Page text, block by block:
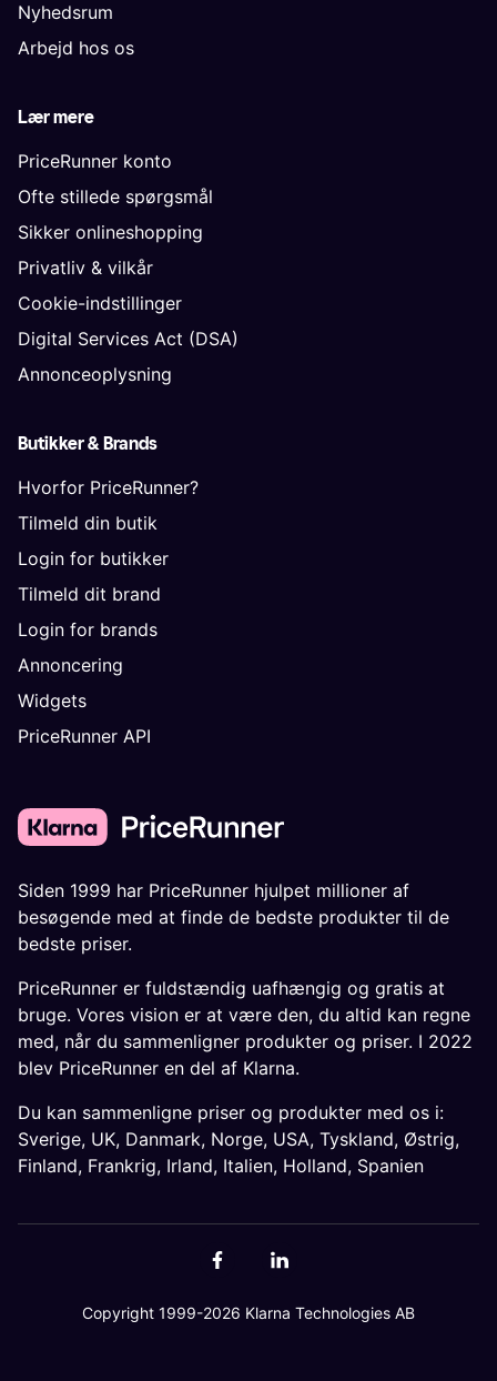
Nyhedsrum
Arbejd hos os
Lær mere
PriceRunner konto
Ofte stillede spørgsmål
Sikker onlineshopping
Privatliv & vilkår
Cookie-indstillinger
Digital Services Act (DSA)
Annonceoplysning
Butikker & Brands
Hvorfor PriceRunner?
Tilmeld din butik
Login for butikker
Tilmeld dit brand
Login for brands
Annoncering
Widgets
PriceRunner API
Siden 1999 har PriceRunner hjulpet millioner af
besøgende med at finde de bedste produkter til de
bedste priser.
PriceRunner er fuldstændig uafhængig og gratis at
bruge. Vores vision er at være den, du altid kan regne
med, når du sammenligner produkter og priser. I 2022
blev PriceRunner en del af Klarna.
Du kan sammenligne priser og produkter med os i:
Sverige, UK, Danmark, Norge, USA, Tyskland, Østrig,
Finland, Frankrig, Irland, Italien, Holland, Spanien
Copyright 1999-2026 Klarna Technologies AB